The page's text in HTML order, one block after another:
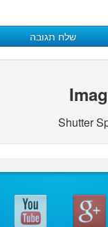
שלח תגובה
(
*) שדות חובה מסומנים
Shutter